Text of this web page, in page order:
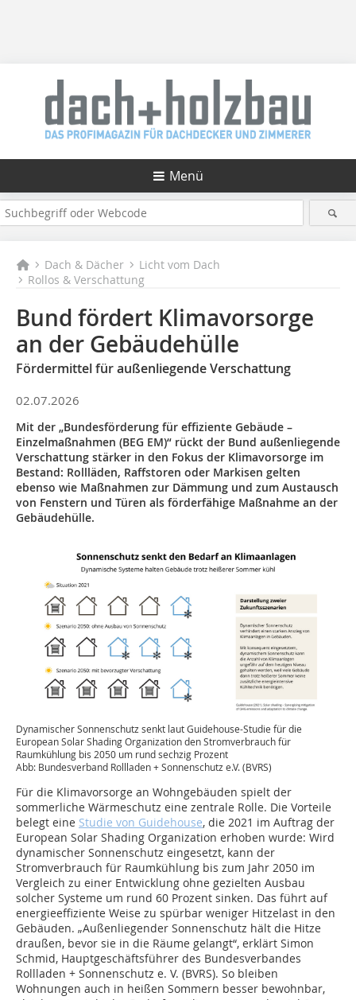
Menü
Dach & Dächer
Licht vom Dach
Rollos & Verschattung
Bund fördert Klimavorsorge
an der Gebäudehülle
Fördermittel für außenliegende Verschattung
02.07.2026
Mit der „Bundesförderung für effiziente Gebäude –
Einzelmaßnahmen (BEG EM)“ rückt der Bund außenliegende
Verschattung stärker in den Fokus der Klimavorsorge im
Bestand: Rollläden, Raffstoren oder Markisen gelten
ebenso wie Maßnahmen zur Dämmung und zum Austausch
von Fenstern und Türen als förderfähige Maßnahme an der
Gebäudehülle.
Dynamischer Sonnenschutz senkt laut Guidehouse-Studie für die
European Solar Shading Organization den Stromverbrauch für
Raumkühlung bis 2050 um rund sechzig Prozent
Abb: Bundesverband Rollladen + Sonnenschutz e.V. (BVRS)
Für die Klimavorsorge an Wohngebäuden spielt der
sommerliche Wärmeschutz eine zentrale Rolle. Die Vorteile
belegt eine Studie von Guidehouse, die 2021 im Auftrag der
European Solar Shading Organization erhoben wurde: Wird
dynamischer Sonnenschutz eingesetzt, kann der
Stromverbrauch für Raumkühlung bis zum Jahr 2050 im
Vergleich zu einer Entwicklung ohne gezielten Ausbau
solcher Systeme um rund 60 Prozent sinken. Das führt auf
energieeffiziente Weise zu spürbar weniger Hitzelast in den
Gebäuden. „Außenliegender Sonnenschutz hält die Hitze
draußen, bevor sie in die Räume gelangt“, erklärt Simon
Schmid, Hauptgeschäftsführer des Bundesverbandes
Rollladen + Sonnenschutz e. V. (BVRS). So bleiben
Wohnungen auch in heißen Sommern besser bewohnbar,